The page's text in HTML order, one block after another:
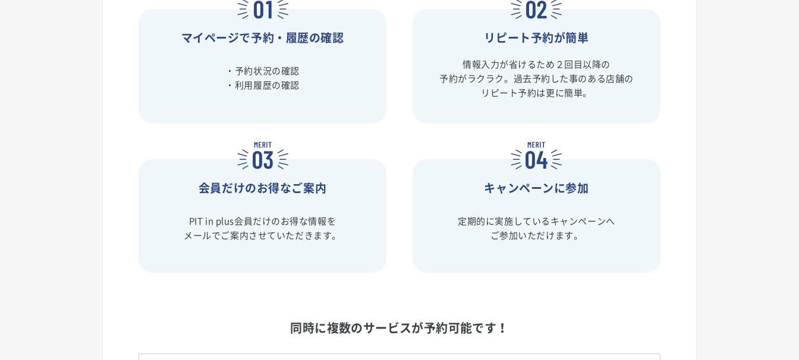
マイページで予約・履歴の確認
・予約状況の確認
・利用履歴の確認
リピート予約が簡単
情報入力が省けるため２回目以降の
予約がラクラク。過去予約した事のある店舗の
リピート予約は更に簡単。
会員だけのお得なご案内
PIT in plus会員だけのお得な情報を
メールでご案内させていただきます。
キャンペーンに参加
定期的に実施しているキャンペーンへ
ご参加いただけます。
同時に複数のサービスが予約可能です！